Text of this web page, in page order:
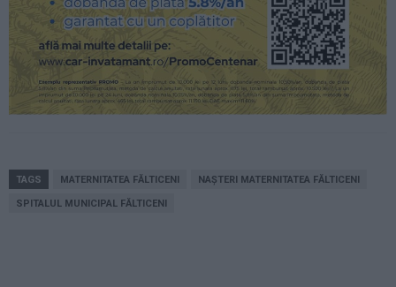
TAGS MATERNITATEA FĂLTICENI NAȘTERI MATERNITATEA FĂLTICENI
SPITALUL MUNICIPAL FĂLTICENI